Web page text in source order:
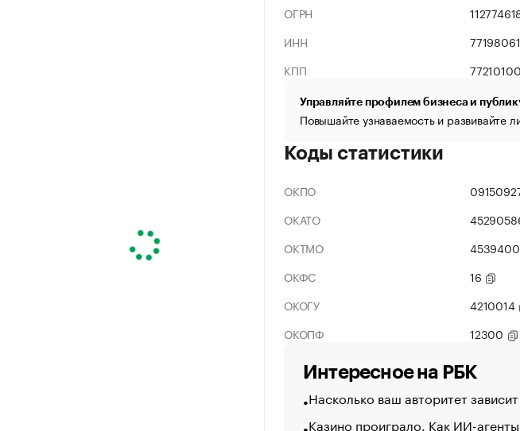
ОГРН
ИНН
КПП
Управляйте профилем бизнеса и
Повышайте узнаваемость и развивайте
Коды статистики
ОКПО
ОКАТО
ОКТМО
ОКФС
16
ОКОГУ
4210014
ОКОПФ
12300
Интересное на РБК
Насколько ваш авторитет
Казино проиграло. Как ИИ-